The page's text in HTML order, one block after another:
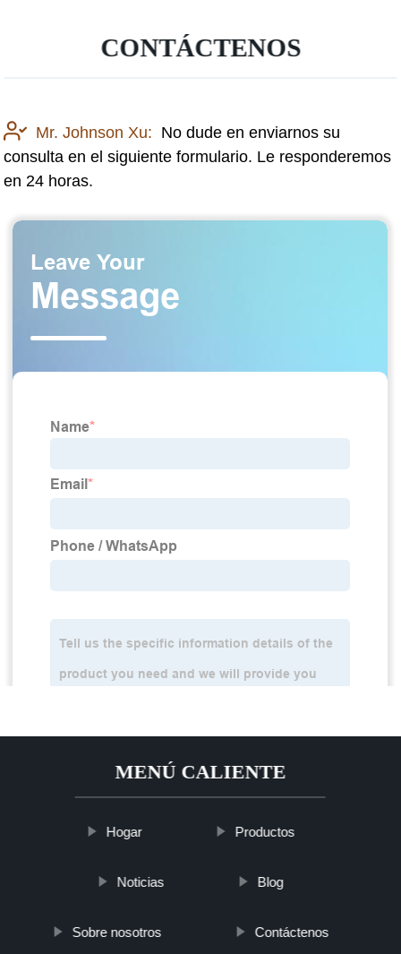
CONTÁCTENOS
Mr. Johnson Xu: No dude en enviarnos su
consulta en el siguiente formulario. Le responderemos
en 24 horas.
MENÚ CALIENTE
Hogar Productos
Noticias Blog
Sobre nosotros Contáctenos